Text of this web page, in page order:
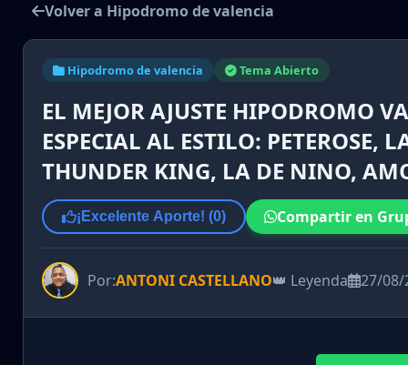
Volver a Hipodromo de valencia
Hipodromo de valencia Tema Abierto
EL MEJOR AJUSTE HIPODROMO
ESPECIAL AL ESTILO: PETEROSE,
THUNDER KING, LA DE NINO,
¡Excelente Aporte! (0) Compartir en
Por:ANTONI CASTELLANO👑 Leyenda 27/08/